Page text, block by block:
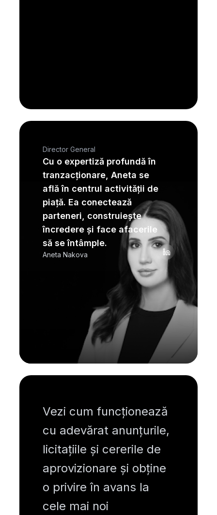
Director General
Cu o expertiză profundă în
tranzacționare, Aneta se
află în centrul activității de
piață. Ea conectează
parteneri, construiește
încredere și face afacerile
să se întâmple.
Aneta Nakova
Vezi cum funcționează
cu adevărat anunțurile,
licitațiile și cererile de
aprovizionare și obține
o privire în avans la
cele mai noi